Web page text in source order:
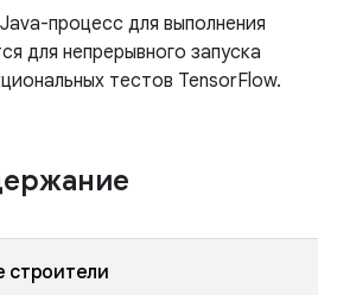
процесс для выполнения
для непрерывного запуска
тестов TensorFlow.
строители